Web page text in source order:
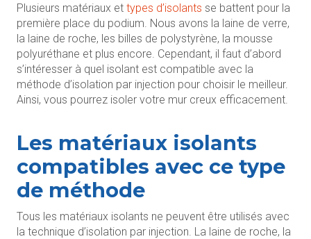
Plusieurs matériaux et types d’isolants se battent pour la
première place du podium. Nous avons la laine de verre,
la laine de roche, les billes de polystyrène, la mousse
polyuréthane et plus encore. Cependant, il faut d’abord
s’intéresser à quel isolant est compatible avec la
méthode d’isolation par injection pour choisir le meilleur.
Ainsi, vous pourrez isoler votre mur creux efficacement.
Les matériaux isolants
compatibles avec ce type
de méthode
Tous les matériaux isolants ne peuvent être utilisés avec
la technique d’isolation par injection. La laine de roche, la